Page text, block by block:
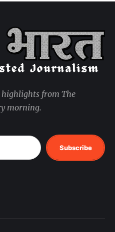
highlights from The
morning.
Subscribe